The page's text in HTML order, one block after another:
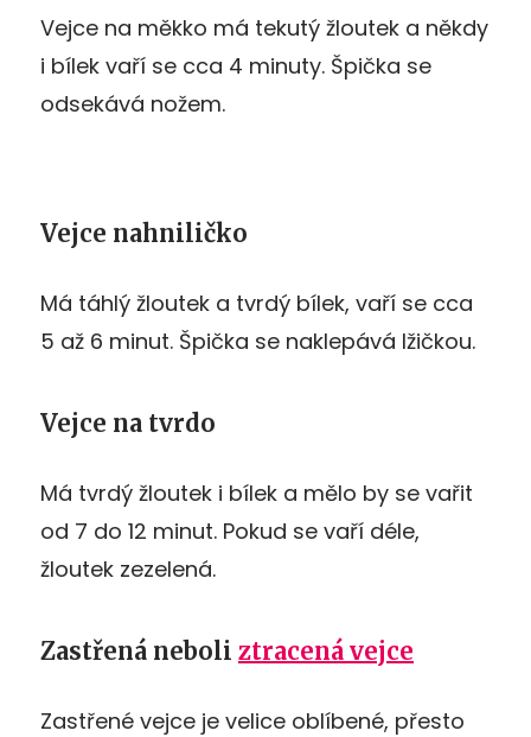
Vejce na měkko má tekutý žloutek a někdy
i bílek vaří se cca 4 minuty. Špička se
odsekává nožem.
Vejce nahniličko
Má táhlý žloutek a tvrdý bílek, vaří se cca
5 až 6 minut. Špička se naklepává lžičkou.
Vejce na tvrdo
Má tvrdý žloutek i bílek a mělo by se vařit
od 7 do 12 minut. Pokud se vaří déle,
žloutek zezelená.
Zastřená neboli ztracená vejce
Zastřené vejce je velice oblíbené, přesto